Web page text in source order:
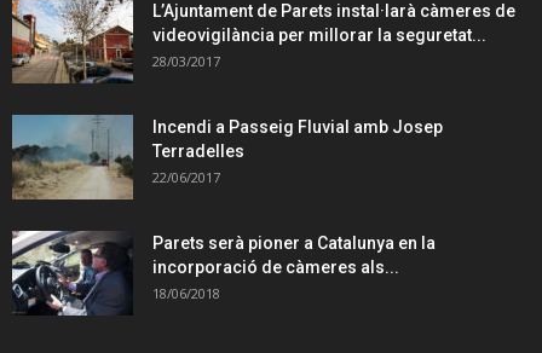
L’Ajuntament de Parets instal·larà càmeres de
videovigilància per millorar la seguretat...
28/03/2017
Incendi a Passeig Fluvial amb Josep
Terradelles
22/06/2017
Parets serà pioner a Catalunya en la
incorporació de càmeres als...
18/06/2018